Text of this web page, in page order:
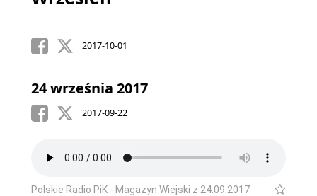
2017-10-01
24 września 2017
2017-09-22
Polskie Radio PiK - Magazyn Wiejski z 24.09.2017